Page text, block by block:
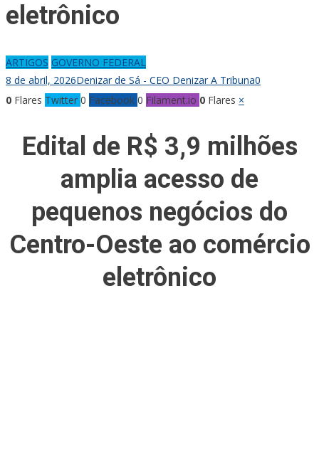
eletrônico
ARTIGOS GOVERNO FEDERAL
8 de abril, 2026Denizar de Sá - CEO Denizar A Tribuna0
0 Flares Twitter 0 Facebook 0 Filament.io 0 Flares ×
Edital de R$ 3,9 milhões
amplia acesso de
pequenos negócios do
Centro-Oeste ao comércio
eletrônico